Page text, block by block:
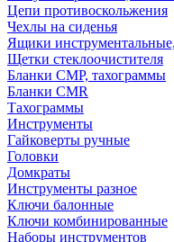
Цепи противоскольжения
Чехлы на сиденья
Ящики
Щетки стеклоочистителя
Бланки СМР, тахограммы
Бланки CMR
Тахограммы
Инструменты
Гайковерты ручные
Головки
Домкраты
Инструменты разное
Ключи балонные
Ключи комбинированные
Наборы инструментов